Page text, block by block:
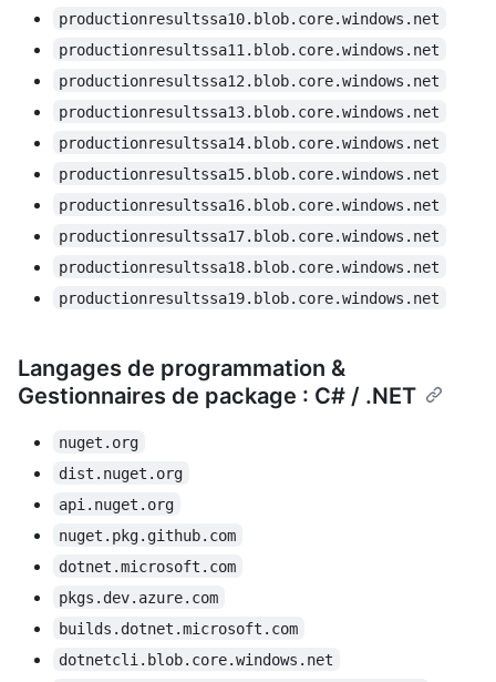
productionresultssa10.blob.core.windows.net
productionresultssa11.blob.core.windows.net
productionresultssa12.blob.core.windows.net
productionresultssa13.blob.core.windows.net
productionresultssa14.blob.core.windows.net
productionresultssa15.blob.core.windows.net
productionresultssa16.blob.core.windows.net
productionresultssa17.blob.core.windows.net
productionresultssa18.blob.core.windows.net
productionresultssa19.blob.core.windows.net
Langages de programmation &
Gestionnaires de package : C# / .NET
nuget.org
dist.nuget.org
api.nuget.org
nuget.pkg.github.com
dotnet.microsoft.com
pkgs.dev.azure.com
builds.dotnet.microsoft.com
dotnetcli.blob.core.windows.net